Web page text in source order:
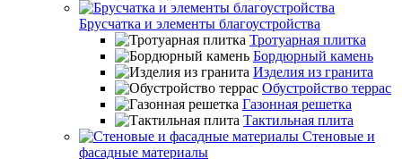
Брусчатка и элементы благоустройства
Тротуарная плитка
Бордюрный камень
Изделия из гранита
Обустройство террас
Газонная решетка
Тактильная плита
Стеновые и
фасадные материалы